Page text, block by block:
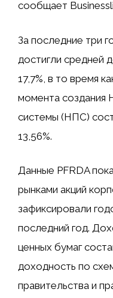
сообщает
За последние три
достигли средней
17,7%, в то время
момента создания
системы (НПС)
13,56%.
Данные PFRDA
рынками акций
зафиксировали
последний год.
ценных бумаг
доходность по
правительства и